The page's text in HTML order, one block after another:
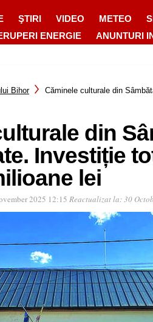
ŞTIRI VIDEO METEO
ENERGIE
ANUNTURI
Bihor
Căminele culturale din
din
Investiție
lei
2025 12:15 Reactualizat la:30